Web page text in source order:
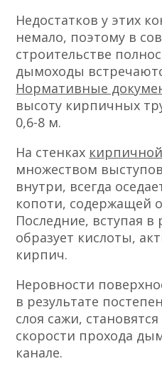
Недостатков у этих
немало, поэтому в
строительстве
дымоходы
Нормативные
высоту кирпичных
0,6-8 м.
На стенках
множеством
внутри, всегда
копоти, содержащей
Последние, вступая
образует кислоты,
кирпич.
Неровности
в результате
слоя сажи,
скорости прохода
канале.